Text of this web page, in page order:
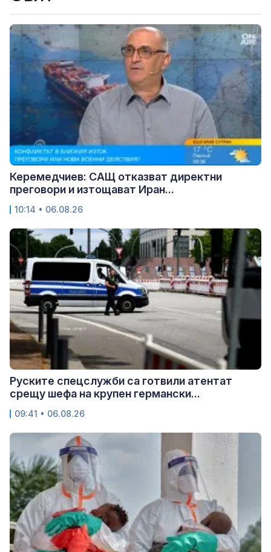
Керемедчиев: САЩ отказват директни
преговори и изтощават Иран...
10:14 • 06.08.26
Руските спецслужби са готвили атентат
срещу шефа на крупен германски...
09:41 • 06.08.26